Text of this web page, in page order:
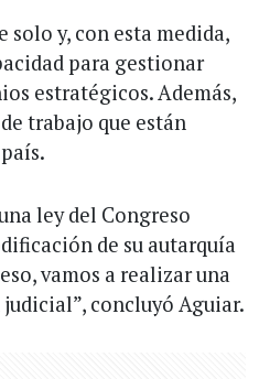
solo y, con esta medida,
para gestionar
estratégicos. Además,
trabajo que están
ley del Congreso
de su autarquía
vamos a realizar una
concluyó Aguiar.